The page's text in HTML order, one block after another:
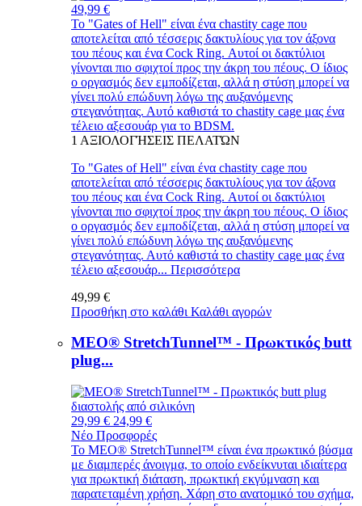
49,99 €
Το "Gates of Hell" είναι ένα chastity cage που
αποτελείται από τέσσερις δακτυλίους για τον άξονα
του πέους και ένα Cock Ring. Αυτοί οι δακτύλιοι
γίνονται πιο σφιχτοί προς την άκρη του πέους. Ο ίδιος
ο οργασμός δεν εμποδίζεται, αλλά η στύση μπορεί να
γίνει πολύ επώδυνη λόγω της αυξανόμενης
στεγανότητας. Αυτό καθιστά το chastity cage μας ένα
τέλειο αξεσουάρ για το BDSM.
1 ΑΞΙΟΛΟΓΉΣΕΙΣ ΠΕΛΑΤΏΝ
Το "Gates of Hell" είναι ένα chastity cage που
αποτελείται από τέσσερις δακτυλίους για τον άξονα
του πέους και ένα Cock Ring. Αυτοί οι δακτύλιοι
γίνονται πιο σφιχτοί προς την άκρη του πέους. Ο ίδιος
ο οργασμός δεν εμποδίζεται, αλλά η στύση μπορεί να
γίνει πολύ επώδυνη λόγω της αυξανόμενης
στεγανότητας. Αυτό καθιστά το chastity cage μας ένα
τέλειο αξεσουάρ... Περισσότερα
49,99 €
Προσθήκη στο καλάθι Καλάθι αγορών
MEO® StretchTunnel™ - Πρωκτικός butt
plug...
29,99 € 24,99 €
Νέο Προσφορές
Το MEO® StretchTunnel™ είναι ένα πρωκτικό βύσμα
με διαμπερές άνοιγμα, το οποίο ενδείκνυται ιδιαίτερα
για πρωκτική διάταση, πρωκτική εκγύμναση και
παρατεταμένη χρήση. Χάρη στο ανατομικό του σχήμα,